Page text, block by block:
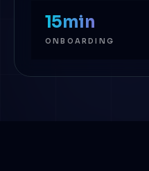
15min
ONBOARDING